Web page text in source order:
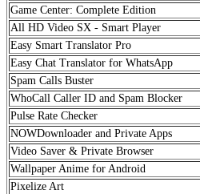
Game Center: Complete Edition
All HD Video SX - Smart Player
Easy Smart Translator Pro
Easy Chat Translator for WhatsApp
Spam Calls Buster
WhoCall Caller ID and Spam Blocker
Pulse Rate Checker
NOWDownloader and Private Apps
Video Saver & Private Browser
Wallpaper Anime for Android
Pixelize Art